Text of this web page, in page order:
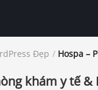
Đẹp / Hospa –
khám y tế &